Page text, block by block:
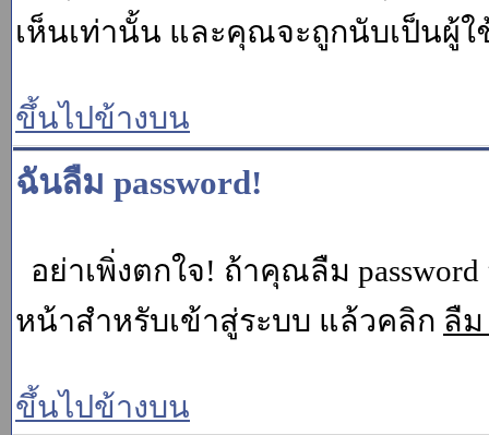
เห็นเท่านั้น และคุณจะถูกนับเป็นผู้
ขึ้นไปข้างบน
ฉันลืม password!
อย่าเพิ่งตกใจ! ถ้าคุณลืม
หน้าสำหรับเข้าสู่ระบบ แล้วคลิก ลืม
ขึ้นไปข้างบน